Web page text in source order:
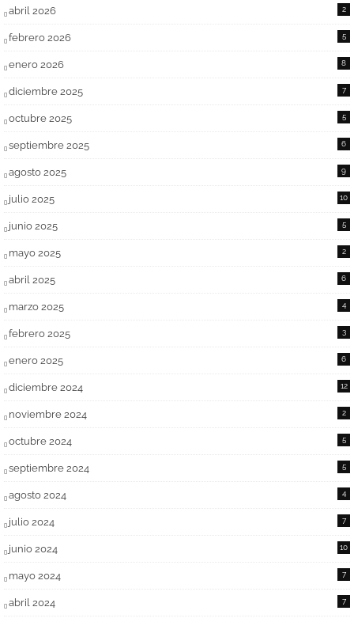
abril 2026 2
febrero 2026 5
enero 2026 8
diciembre 2025 7
octubre 2025 5
septiembre 2025 6
agosto 2025 9
julio 2025 10
junio 2025 5
mayo 2025 2
abril 2025 6
marzo 2025 4
febrero 2025 3
enero 2025 6
diciembre 2024 12
noviembre 2024 2
octubre 2024 5
septiembre 2024 5
agosto 2024 4
julio 2024 7
junio 2024 10
mayo 2024 7
abril 2024 7